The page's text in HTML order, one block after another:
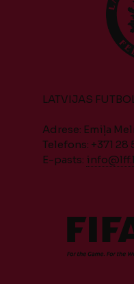
LATVIJAS
Adrese: Emiļa
Telefons: +371 28
E-pasts: